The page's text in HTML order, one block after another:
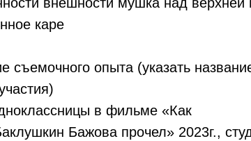
каре
съемочного опыта (указать
в фильме «Как
Бажова прочел» 2023г.,